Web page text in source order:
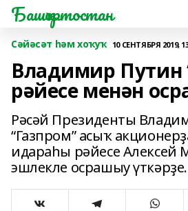
Башҡортостан
Сәйәсәт һәм хоҡуҡ 10 СЕНТЯБРЯ 2019,
Владимир Путин
рәйесе менән
Рәсәй Президенты
“Газпром” асыҡ
идараһы рәйесе Алексей
эшлекле осрашыу үткәрҙе.